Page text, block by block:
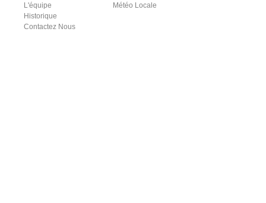
L'équipe
Historique
Contactez Nous
Météo Locale